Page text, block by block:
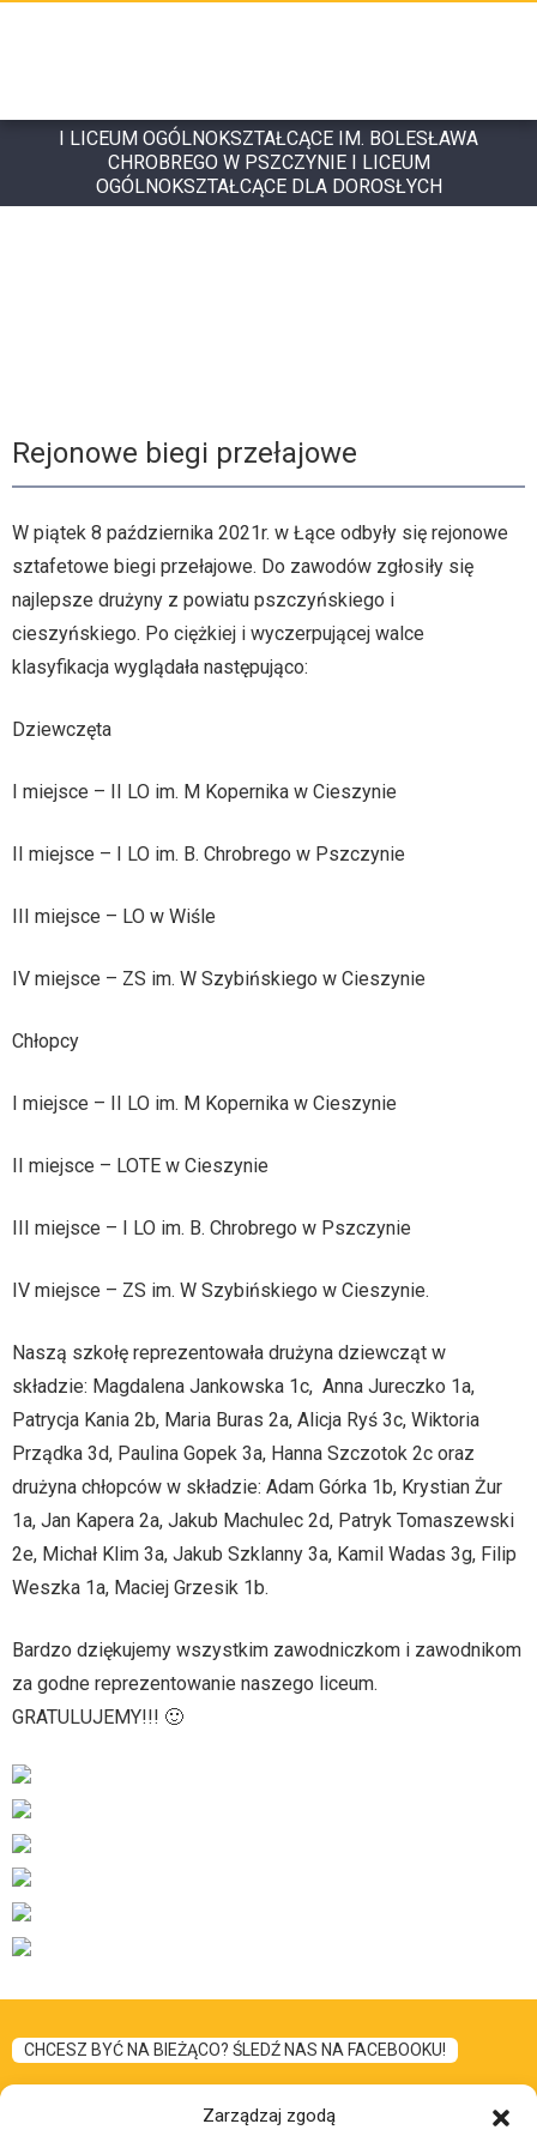
Zarządzaj zgodą
I LICEUM OGÓLNOKSZTAŁCĄCE IM. BOLESŁAWA
CHROBREGO W PSZCZYNIE I LICEUM
OGÓLNOKSZTAŁCĄCE DLA DOROSŁYCH
Rejonowe biegi przełajowe
W piątek 8 października 2021r. w Łące odbyły się rejonowe
sztafetowe biegi przełajowe. Do zawodów zgłosiły się
najlepsze drużyny z powiatu pszczyńskiego i
cieszyńskiego. Po ciężkiej i wyczerpującej walce
klasyfikacja wyglądała następująco:
Dziewczęta
I miejsce – II LO im. M Kopernika w Cieszynie
II miejsce – I LO im. B. Chrobrego w Pszczynie
III miejsce – LO w Wiśle
IV miejsce – ZS im. W Szybińskiego w Cieszynie
Chłopcy
I miejsce – II LO im. M Kopernika w Cieszynie
II miejsce – LOTE w Cieszynie
III miejsce – I LO im. B. Chrobrego w Pszczynie
IV miejsce – ZS im. W Szybińskiego w Cieszynie.
Naszą szkołę reprezentowała drużyna dziewcząt w
składzie: Magdalena Jankowska 1c, Anna Jureczko 1a,
Patrycja Kania 2b, Maria Buras 2a, Alicja Ryś 3c, Wiktoria
Prządka 3d, Paulina Gopek 3a, Hanna Szczotok 2c oraz
drużyna chłopców w składzie: Adam Górka 1b, Krystian Żur
1a, Jan Kapera 2a, Jakub Machulec 2d, Patryk Tomaszewski
2e, Michał Klim 3a, Jakub Szklanny 3a, Kamil Wadas 3g, Filip
Weszka 1a, Maciej Grzesik 1b.
Bardzo dziękujemy wszystkim zawodniczkom i zawodnikom
za godne reprezentowanie naszego liceum.
GRATULUJEMY!!! 🙂
CHCESZ BYĆ NA BIEŻĄCO? ŚLEDŹ NAS NA FACEBOOKU!